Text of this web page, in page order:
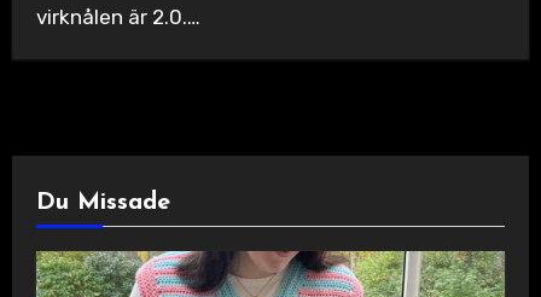
virknålen är 2.0.…
Du Missade